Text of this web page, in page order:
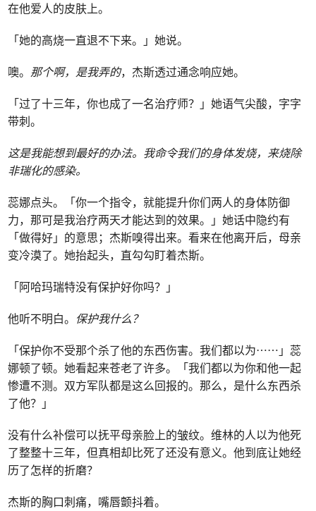
在他爱人的皮肤上。
「她的高烧一直退不下来。」她说。
噢。 那个啊，是我弄的，杰斯透过通念响应她。
「过了十三年，你也成了一名治疗师？」她语气尖酸，字字
带刺。
这是我能想到最好的办法。我命令我们的身体发烧，来烧除
非瑞化的感染。
蕊娜点头。「你一个指令，就能提升你们两人的身体防御
力，那可是我治疗两天才能达到的效果。」她话中隐约有
「做得好」的意思；杰斯嗅得出来。看来在他离开后，母亲
变冷漠了。她抬起头，直勾勾盯着杰斯。
「阿哈玛瑞特没有保护好你吗？」
他听不明白。 保护我什么？
「保护你不受那个杀了他的东西伤害。我们都以为⋯⋯」蕊
娜顿了顿。她看起来苍老了许多。「我们都以为你和他一起
惨遭不测。双方军队都是这么回报的。那么，是什么东西杀
了他？」
没有什么补偿可以抚平母亲脸上的皱纹。维林的人以为他死
了整整十三年，但真相却比死了还没有意义。他到底让她经
历了怎样的折磨？
杰斯的胸口刺痛，嘴唇颤抖着。